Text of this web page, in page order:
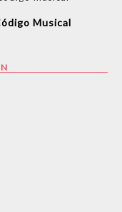
Musical